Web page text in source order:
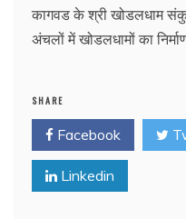
कागवड के श्री खोडलधाम
अंचलों में खोडलधामों का
SHARE
Facebook
Linkedin